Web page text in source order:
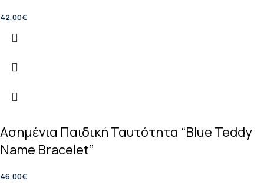
42,00€
Ασημένια Παιδική Ταυτότητα “Blue Teddy
Name Bracelet”
46,00€